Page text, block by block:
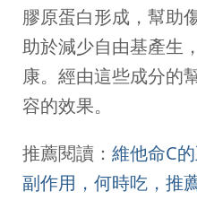
膠原蛋白形成，幫助
助於減少自由基產生
康。經由這些成分的
容的效果。
推薦閱讀： 維他命C
副作用，何時吃，推